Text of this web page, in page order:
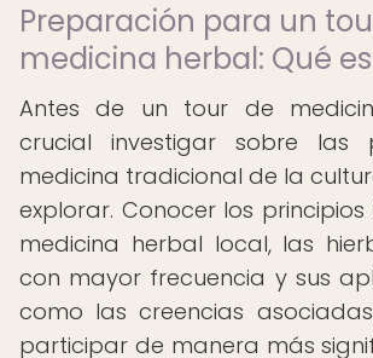
Preparación para un
medicina herbal: Qué
Antes de un tour de
crucial investigar sobre las
medicina tradicional de la
explorar. Conocer los
medicina herbal local, las
con mayor frecuencia y sus
como las creencias
participar de manera más